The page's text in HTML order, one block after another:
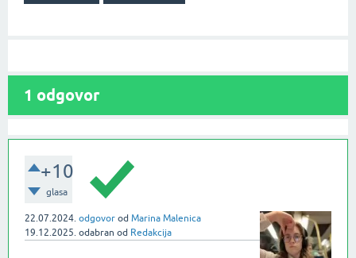
1 odgovor
+10
glasa
22.07.2024. odgovor od Marina Malenica
19.12.2025. odabran od Redakcija